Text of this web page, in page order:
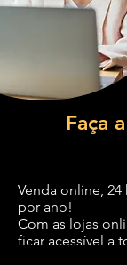
Faça
Venda online, 24
por ano!
Com as lojas
ficar acessível a